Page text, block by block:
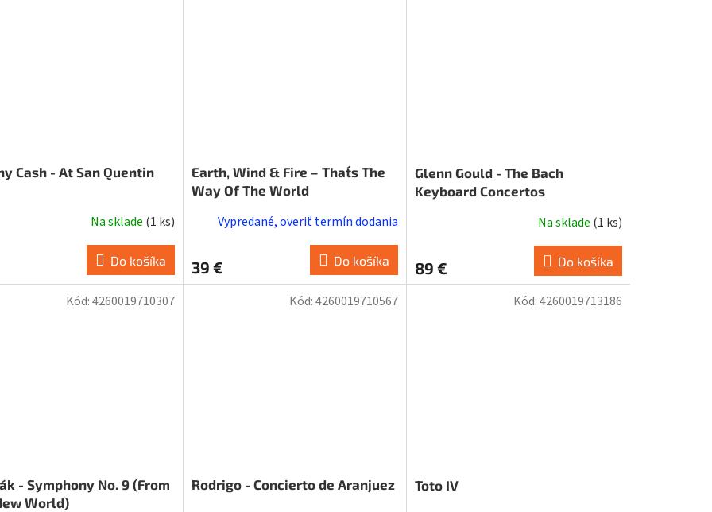
Cash - At San Quentin
Na sklade (1 ks)
Do košíka
Earth, Wind & Fire – That´s The
Way Of The World
Vypredané, overiť termín dodania
39 € Do košíka
Glenn Gould - The Bach
Keyboard Concertos
Na sklade (1 ks)
89 € Do košíka
- Symphony No. 9 (From
World)
Kód:4260019710307
Rodrigo - Concierto de Aranjuez
Kód:4260019710567
Toto IV
Kód:4260019713186